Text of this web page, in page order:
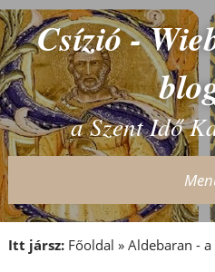
Csízió -
a Szent Idő
Itt jársz: Főoldal » Aldebaran - a